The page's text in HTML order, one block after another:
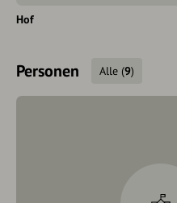
Hof
Personen Alle (9)